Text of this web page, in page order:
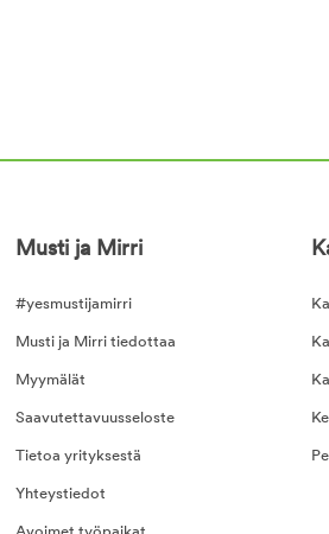
Musti ja Mirri
#yesmustijamirri
Musti ja Mirri tiedottaa
Myymälät
Saavutettavuusseloste
Tietoa yrityksestä
Yhteystiedot